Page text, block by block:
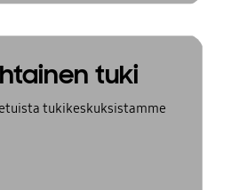
tuki
tukikeskuksistamme